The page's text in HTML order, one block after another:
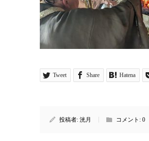
Tweet Share Hatena
投稿者: 洸月 コメント: 0